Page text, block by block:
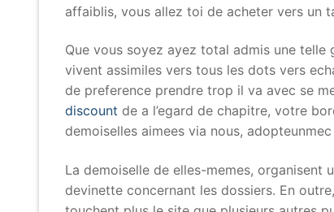
affaiblis, vous allez toi de acheter vers un
Que vous soyez ayez total admis une
vivent assimiles vers tous les dots vers
de preference prendre trop il va avec se
discount de a l’egard de chapitre, votre
demoiselles aimees via nous,
La demoiselle de elles-memes, organisent
devinette concernant les dossiers. En